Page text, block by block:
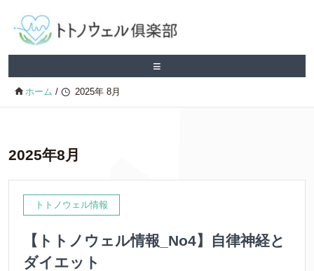
≡
ホーム / 2025年 8月
2025年8月
トトノウェル情報
【トトノウェル情報_No4】自律神経と
ダイエット